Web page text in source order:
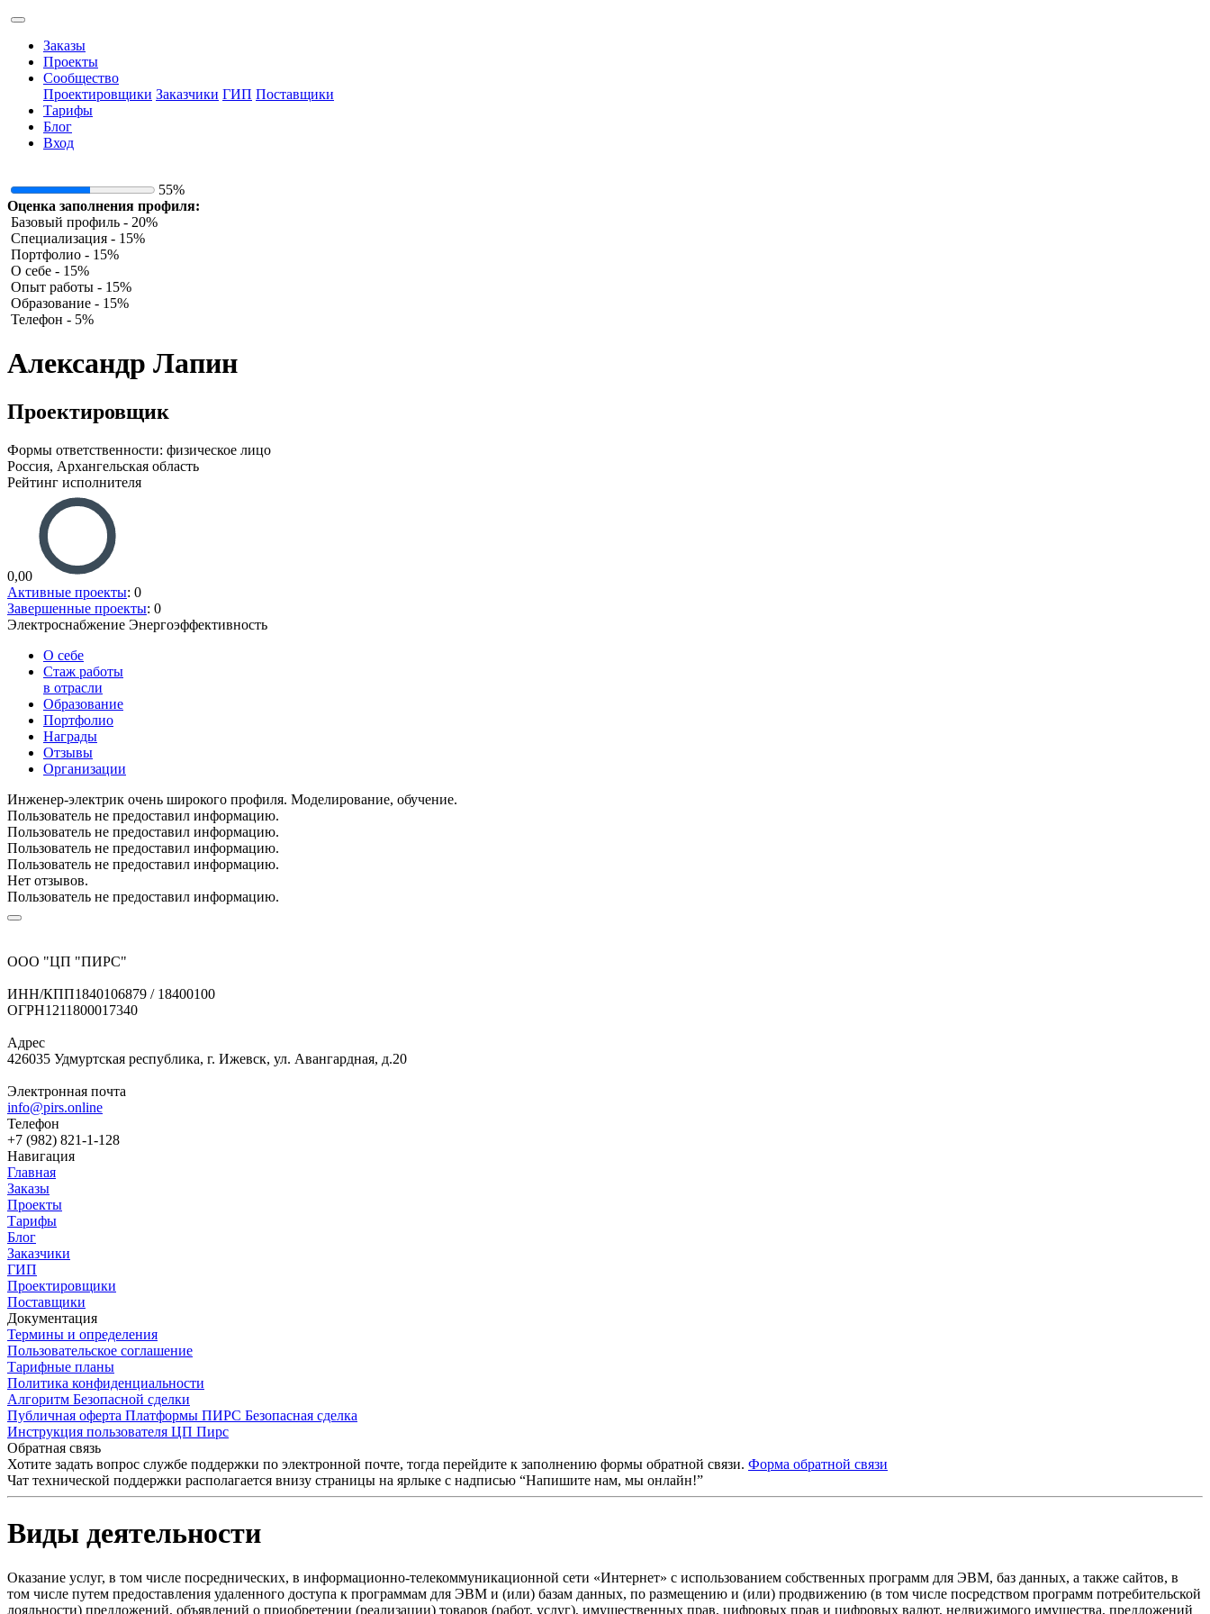
Заказы
Проекты
Сообщество
Проектировщики Заказчики ГИП Поставщики
Тарифы
Блог
Вход
55%
Оценка заполнения профиля:
Базовый профиль - 20%
Специализация - 15%
Портфолио - 15%
О себе - 15%
Опыт работы - 15%
Образование - 15%
Телефон - 5%
Александр Лапин
Проектировщик
Формы ответственности: физическое лицо
Россия, Архангельская область
Рейтинг исполнителя
0,00
Активные проекты: 0
Завершенные проекты: 0
Электроснабжение Энергоэффективность
О себе
Стаж работы
в отрасли
Образование
Портфолио
Награды
Отзывы
Организации
Инженер-электрик очень широкого профиля. Моделирование, обучение.
Пользователь не предоставил информацию.
Пользователь не предоставил информацию.
Пользователь не предоставил информацию.
Пользователь не предоставил информацию.
Нет отзывов.
Пользователь не предоставил информацию.
ООО "ЦП "ПИРС"
ИНН/КПП1840106879 / 18400100
ОГРН1211800017340
Адрес
426035 Удмуртская республика, г. Ижевск, ул. Авангардная, д.20
Электронная почта
info@pirs.online
Телефон
+7 (982) 821-1-128
Навигация
Главная
Заказы
Проекты
Тарифы
Блог
Заказчики
ГИП
Проектировщики
Поставщики
Документация
Термины и определения
Пользовательское соглашение
Тарифные планы
Политика конфиденциальности
Алгоритм Безопасной сделки
Публичная оферта Платформы ПИРС Безопасная сделка
Инструкция пользователя ЦП Пирс
Обратная связь
Хотите задать вопрос службе поддержки по электронной почте, тогда перейдите к заполнению формы обратной связи. Форма обратной связи
Чат технической поддержки располагается внизу страницы на ярлыке с надписью “Напишите нам, мы онлайн!”
Виды деятельности
Оказание услуг, в том числе посреднических, в информационно-телекоммуникационной сети «Интернет» с использованием собственных программ для ЭВМ, баз данных, а также сайтов, в
том числе путем предоставления удаленного доступа к программам для ЭВМ и (или) базам данных, по размещению и (или) продвижению (в том числе посредством программ потребительской
лояльности) предложений, объявлений о приобретении (реализации) товаров (работ, услуг), имущественных прав, цифровых прав и цифровых валют, недвижимого имущества, предложений